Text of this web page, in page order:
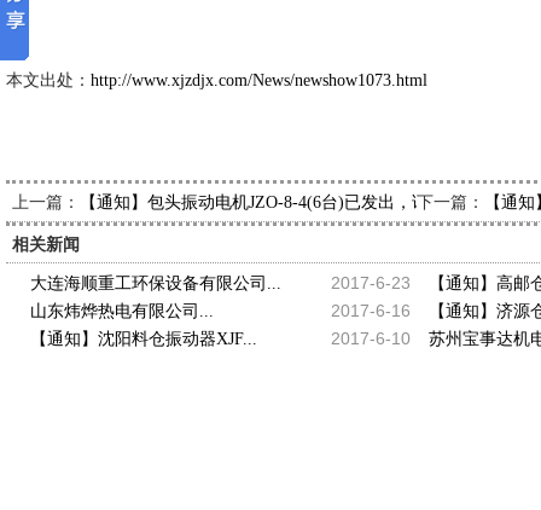
2013-2-
本文出处： http://www.xjzdjx.com/News/newshow1073.html
上一篇： 【通知】包头振动电机JZO-8-4(6台)已发出，请邝经理查收
下一篇： 【通
相关新闻
2017-6-23
大连海顺重工环保设备有限公司... 【通知】高邮
2017-6-16
山东炜烨热电有限公司... 【通知】济源
2017-6-10
【通知】沈阳料仓振动器XJF... 苏州宝事达机